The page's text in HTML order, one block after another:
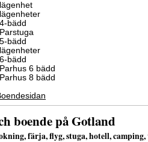
bädd
bädd
bädd
6 bädd
8 bädd
boende på Gotland
färja, flyg, stuga, hotell,